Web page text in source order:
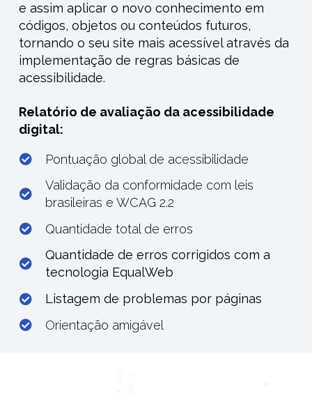
e assim aplicar o novo conhecimento em
códigos, objetos ou conteúdos futuros,
tornando o seu site mais acessível através da
implementação de regras básicas de
acessibilidade.
Relatório de avaliação da acessibilidade
digital:
Pontuação global de acessibilidade
Validação da conformidade com leis
brasileiras e WCAG 2.2
Quantidade total de erros
Quantidadede erros corrigidos coma
tecnologia EqualWeb
Listagem de problemas por páginas
Orientação amigável